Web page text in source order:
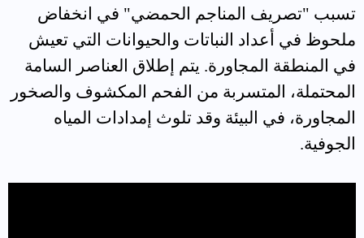
تسبب "تصريف المناجم الحمضي" في انخفاض
ملحوظ في أعداد النباتات والحيوانات التي تعيش
في المنطقة المجاورة. يتم إطلاق العناصر السامة
المحتملة، المتسربة من الفحم المكشوف والصخور
المجاورة، في البيئة وقد تلوث إمدادات المياه
الجوفية.